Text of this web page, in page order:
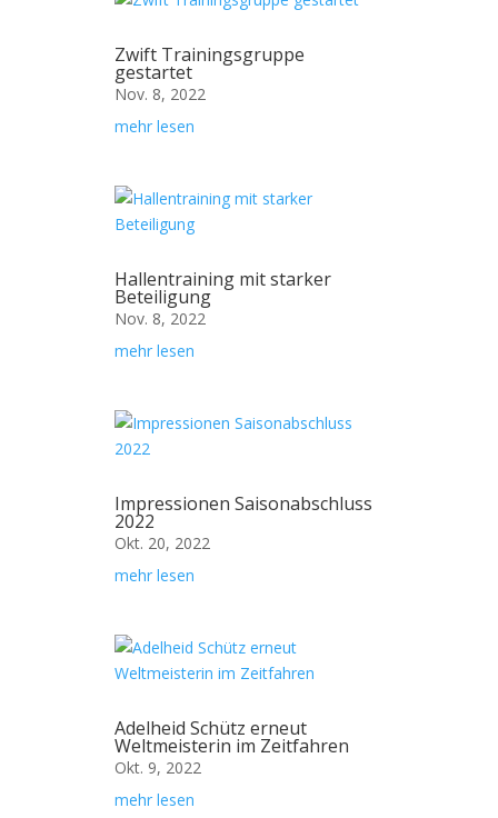
Zwift Trainingsgruppe
gestartet
Nov. 8, 2022
mehr lesen
Hallentraining mit starker
Beteiligung
Nov. 8, 2022
mehr lesen
Impressionen Saisonabschluss
2022
Okt. 20, 2022
mehr lesen
Adelheid Schütz erneut
Weltmeisterin im Zeitfahren
Okt. 9, 2022
mehr lesen